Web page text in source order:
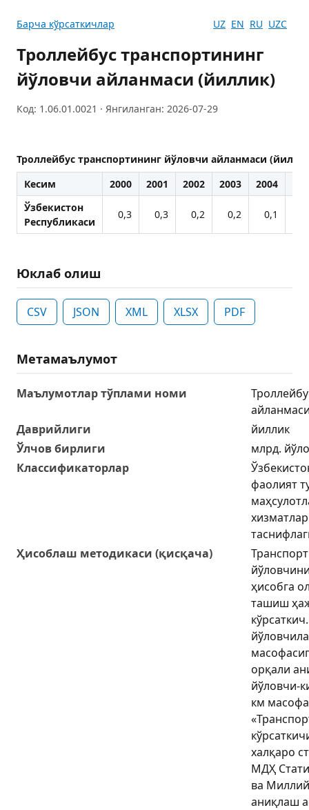
Барча кўрсаткичлар UZ EN RU UZC
Троллейбус транспортининг
йўловчи айланмаси (йиллик)
Код: 1.06.01.0021 · Янгиланган: 2026-07-29
Троллейбус транспортининг йўловчи айланмаси
Кесим
2000 2001 2002 2003 2004
Ўзбекистон
Республикаси
0,3 0,3 0,2 0,2 0,1
Юклаб олиш
CSV JSON XML XLSX PDF
Метамаълумот
Маълумотлар тўплами номи
Даврийлиги
йиллик
Ўлчов бирлиги
млрд.
Классификаторлар
фаолият
Ҳисоблаш методикаси (қисқача)
ҳисобга
ташиш
орқали
йўловчи-
км
халқаро
МДҲ
ва
аниқлаш